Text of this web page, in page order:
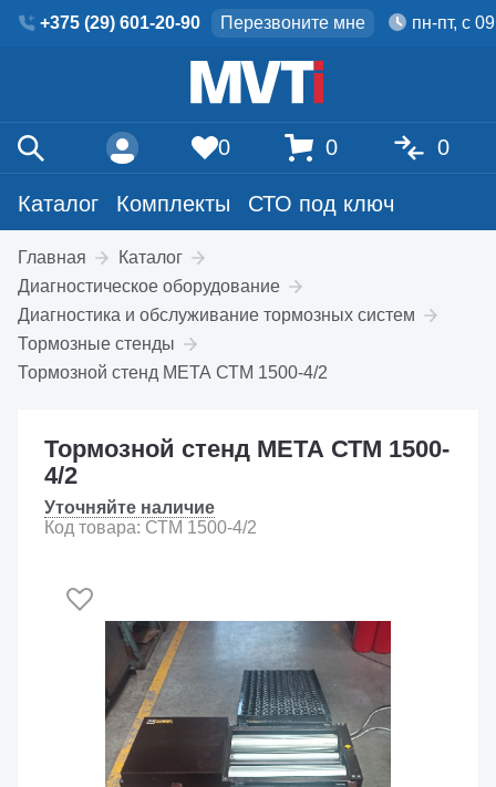
+375 (29) 601-20-90 Перезвоните мне пн-пт, с
Каталог Комплекты СТО под ключ
0 0 0
Главная
Каталог
Диагностическое оборудование
Диагностика и обслуживание тормозных систем
Тормозные стенды
Тормозной стенд МЕТА СТМ 1500-4/2
Тормозной стенд МЕТА СТМ 1500-
4/2
Уточняйте наличие
Код товара: СТМ 1500-4/2